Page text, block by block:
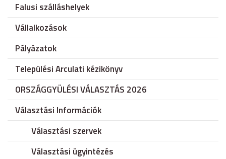
Falusi szálláshelyek
Vállalkozások
Pályázatok
Települési Arculati kézikönyv
ORSZÁGGYÜLÉSI VÁLASZTÁS 2026
Választási Információk
Választási szervek
Választási ügyintézés